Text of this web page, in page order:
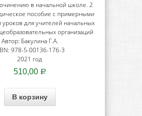
в начальной школе. 2
пособие с примерными
уроков для учителей начальных
организаций
Автор: Бакулина Г.А.
978-5-00136-176-3
2021 год
510,00 Р
В корзину